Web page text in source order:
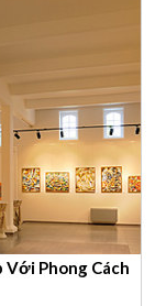
Với Phong Cách